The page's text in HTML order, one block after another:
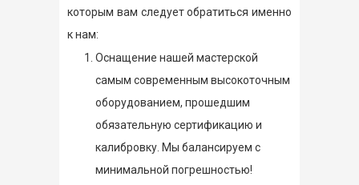
которым вам следует обратиться именно
к нам:
Оснащение нашей мастерской
самым современным высокоточным
оборудованием, прошедшим
обязательную сертификацию и
калибровку. Мы балансируем с
минимальной погрешностью!